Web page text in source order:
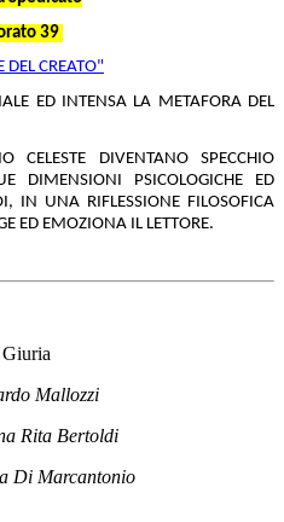
39
DEL CREATO"
ED INTENSA LA METAFORA DEL
CELESTE DIVENTANO SPECCHIO
DIMENSIONI PSICOLOGICHE ED
IN UNA RIFLESSIONE FILOSOFICA
ED EMOZIONA IL LETTORE.
Mallozzi
Rita Bertoldi
Di Marcantonio